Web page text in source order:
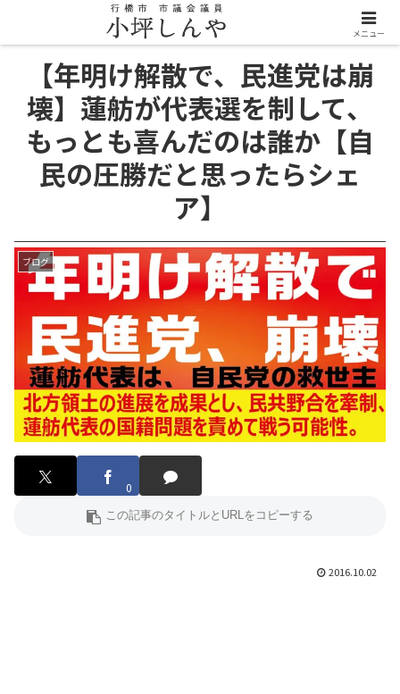
【年明け解散で、民進党は崩
壊】蓮舫が代表選を制して、
もっとも喜んだのは誰か【自
民の圧勝だと思ったらシェ
ア】
ブログ
0
2016.10.02
メニュー